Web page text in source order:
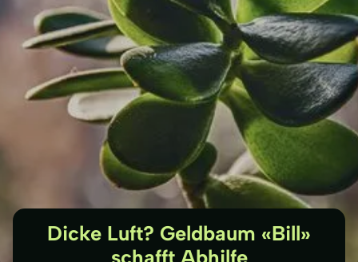
Dicke Luft? Geldbaum «Bill»
schafft Abhilfe